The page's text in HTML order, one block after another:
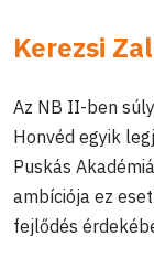
Kerezsi
Az NB II-ben
Honvéd egyik
Puskás
ambíciója ez
fejlődés